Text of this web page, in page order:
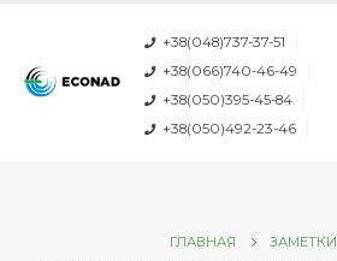
+38(048)737-37-51
+38(066)740-46-49
+38(050)395-45-84
+38(050)492-23-46
ГЛАВНАЯ
ЗАМЕТКИ